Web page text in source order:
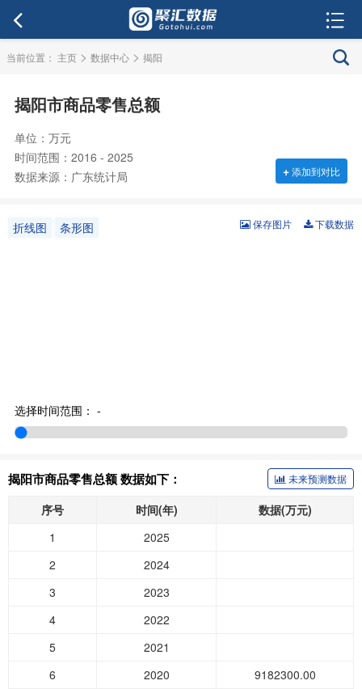
当前位置： 主页 > 数据中心 > 揭阳
揭阳市商品零售总额
单位：万元
时间范围：2016 - 2025
数据来源：广东统计局
+添加到对比
折线图 条形图 下载数据
保存图片
选择时间范围： -
揭阳市商品零售总额 数据如下： 未来预测数据
序号 时间(年)
数据(万元)
1
2025
2
2024
3
2023
4
2022
5
2021
6
2020
9182300.00